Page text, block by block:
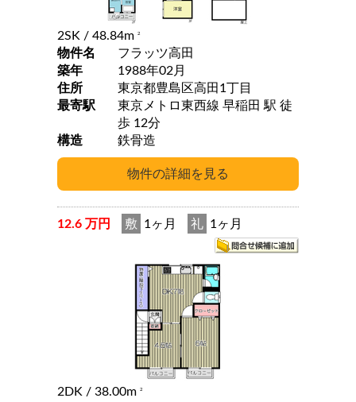
2SK / 48.84m 2
物件名
フラッツ高田
築年
1988年02月
住所
東京都豊島区高田1丁目
最寄駅
東京メトロ東西線 早稲田 駅 徒
歩 12分
構造
鉄骨造
12.6 万円 敷 1ヶ月 礼 1ヶ月
2DK / 38.00m 2